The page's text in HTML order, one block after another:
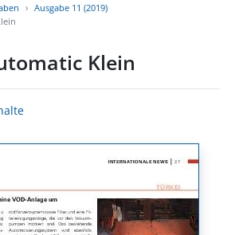
Ausgabe 11 (2019)
Klein